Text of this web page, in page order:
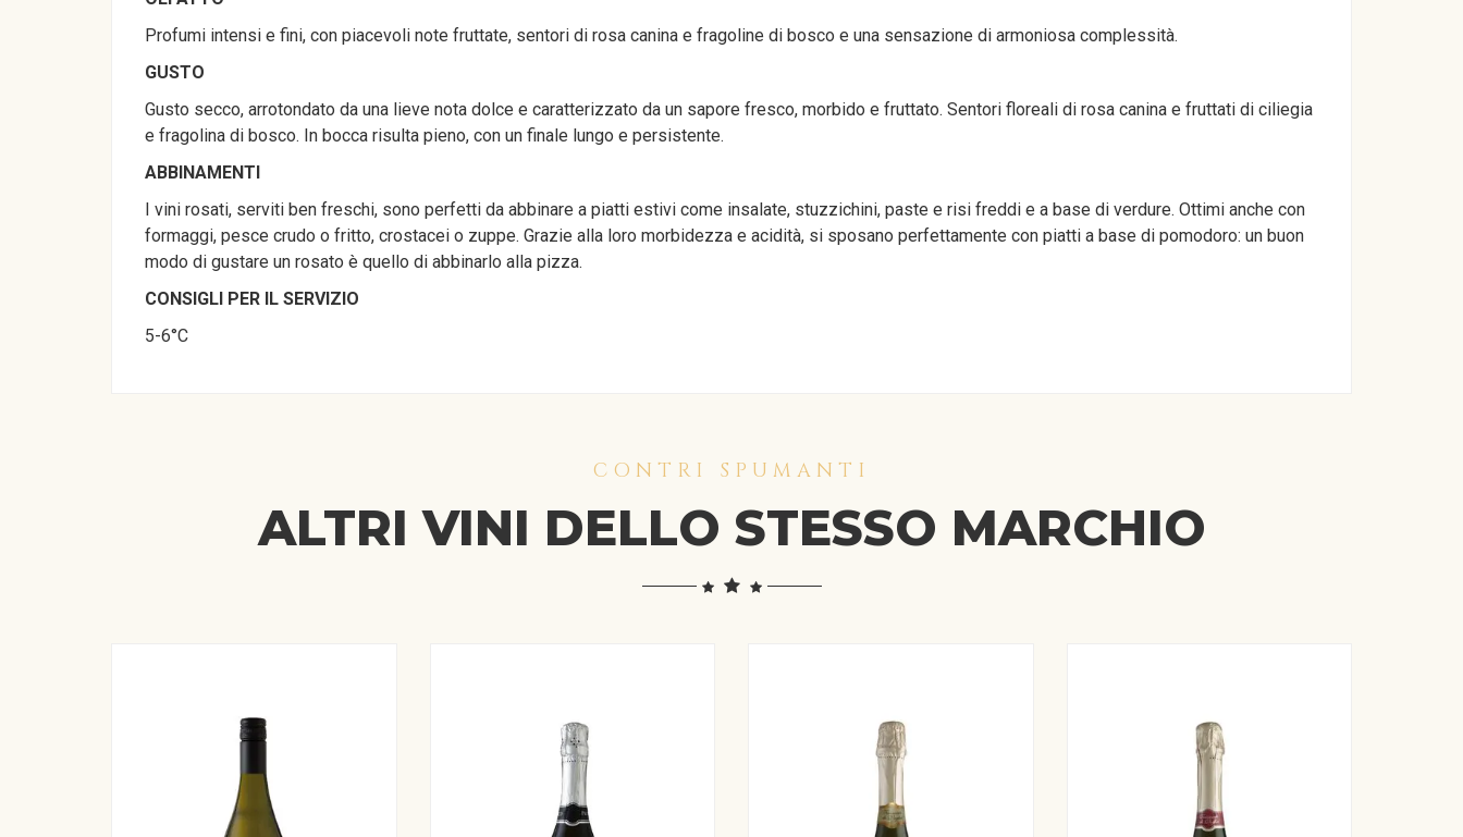
Profumi intensi e fini, con piacevoli note fruttate, sentori di rosa canina e fragoline di bosco e una sensazione di armoniosa complessità.
GUSTO
Gusto secco, arrotondato da una lieve nota dolce e caratterizzato da un sapore fresco, morbido e fruttato. Sentori floreali di rosa canina e fruttati di ciliegia
e fragolina di bosco. In bocca risulta pieno, con un finale lungo e persistente.
ABBINAMENTI
I vini rosati, serviti ben freschi, sono perfetti da abbinare a piatti estivi come insalate, stuzzichini, paste e risi freddi e a base di verdure. Ottimi anche con
formaggi, pesce crudo o fritto, crostacei o zuppe. Grazie alla loro morbidezza e acidità, si sposano perfettamente con piatti a base di pomodoro: un buon
modo di gustare un rosato è quello di abbinarlo alla pizza.
CONSIGLI PER IL SERVIZIO
5-6°C
CONTRI SPUMANTI
ALTRI VINI DELLO STESSO MARCHIO